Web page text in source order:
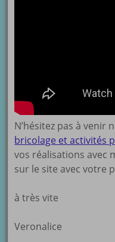
N’hésitez pas à venir
bricolage et activités
vos réalisations avec
sur le site avec votre
à très vite
Veronalice